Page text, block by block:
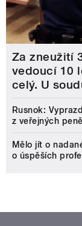
Za zneužití
vedoucí 10
celý. U
Rusnok:
z veřejných
Mělo jít o
o úspěších